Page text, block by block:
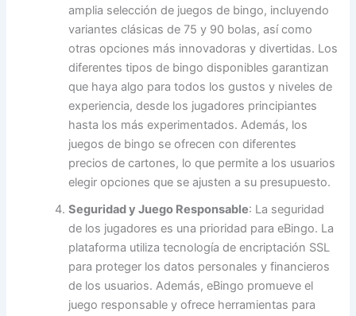
amplia selección de juegos de bingo, incluyendo
variantes clásicas de 75 y 90 bolas, así como
otras opciones más innovadoras y divertidas. Los
diferentes tipos de bingo disponibles garantizan
que haya algo para todos los gustos y niveles de
experiencia, desde los jugadores principiantes
hasta los más experimentados. Además, los
juegos de bingo se ofrecen con diferentes
precios de cartones, lo que permite a los usuarios
elegir opciones que se ajusten a su presupuesto.
Seguridad y Juego Responsable: La seguridad
de los jugadores es una prioridad para eBingo. La
plataforma utiliza tecnología de encriptación SSL
para proteger los datos personales y financieros
de los usuarios. Además, eBingo promueve el
juego responsable y ofrece herramientas para